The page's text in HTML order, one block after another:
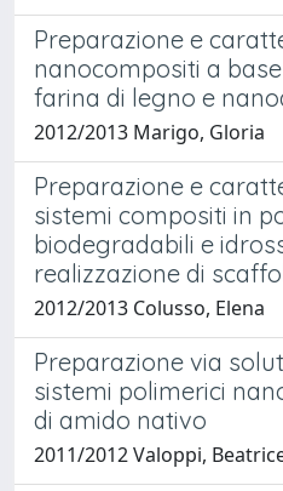
Preparazione e
nanocompositi a base
farina di legno e
2012/2013 Marigo, Gloria
Preparazione e
sistemi compositi in
biodegradabili e
realizzazione di
2012/2013 Colusso, Elena
Preparazione via
sistemi polimerici
di amido nativo
2011/2012 Valoppi,